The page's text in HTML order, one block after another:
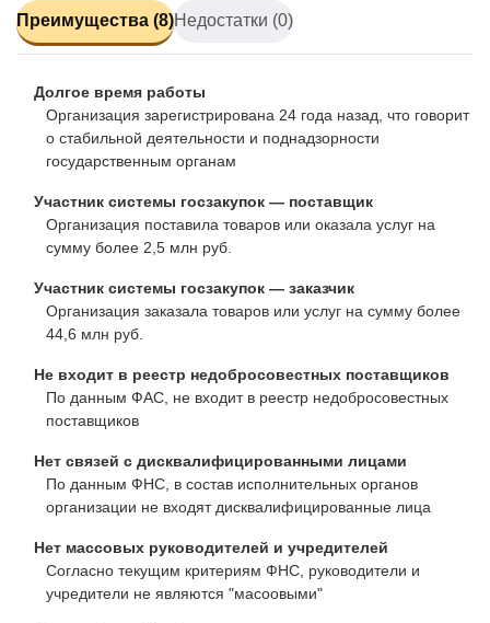
Преимущества (8)Недостатки (0)
Долгое время работы
Организация зарегистрирована 24 года назад, что говорит
о стабильной деятельности и поднадзорности
государственным органам
Участник системы госзакупок — поставщик
Организация поставила товаров или оказала услуг на
сумму более 2,5 млн руб.
Участник системы госзакупок — заказчик
Организация заказала товаров или услуг на сумму более
44,6 млн руб.
Не входит в реестр недобросовестных поставщиков
По данным ФАС, не входит в реестр недобросовестных
поставщиков
Нет связей с дисквалифицированными лицами
По данным ФНС, в состав исполнительных органов
организации не входят дисквалифицированные лица
Нет массовых руководителей и учредителей
Согласно текущим критериям ФНС, руководители и
учредители не являются "масоовыми"